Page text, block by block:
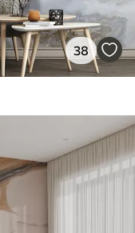
38